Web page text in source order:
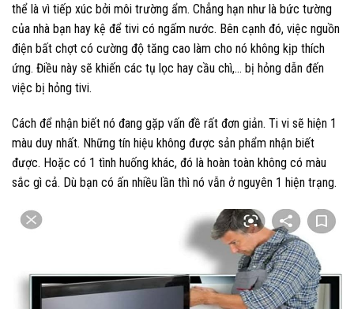
thể là vì tiếp xúc bởi môi trường ẩm. Chẳng hạn như là bức tường
của nhà bạn hay kệ để tivi có ngấm nước. Bên cạnh đó, việc nguồn
điện bất chợt có cường độ tăng cao làm cho nó không kịp thích
ứng. Điều này sẽ khiến các tụ lọc hay cầu chì,… bị hỏng dẫn đến
việc bị hỏng tivi.
Cách để nhận biết nó đang gặp vấn đề rất đơn giản. Ti vi sẽ hiện 1
màu duy nhất. Những tín hiệu không được sản phẩm nhận biết
được. Hoặc có 1 tình huống khác, đó là hoàn toàn không có màu
sắc gì cả. Dù bạn có ấn nhiều lần thì nó vẫn ở nguyên 1 hiện trạng.